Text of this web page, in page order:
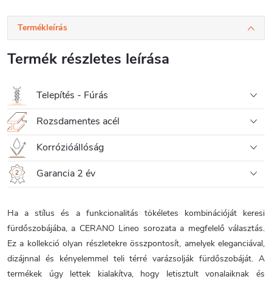
Termékleírás
Termék részletes leírása
Telepítés - Fúrás
Rozsdamentes acél
Korrózióállóság
Garancia 2 év
Ha a stílus és a funkcionalitás tökéletes kombinációját keresi
fürdőszobájába, a CERANO Lineo sorozata a megfelelő választás.
Ez a kollekció olyan részletekre összpontosít, amelyek eleganciával,
dizájnnal és kényelemmel teli térré varázsolják fürdőszobáját. A
termékek úgy lettek kialakítva, hogy letisztult vonalaiknak és